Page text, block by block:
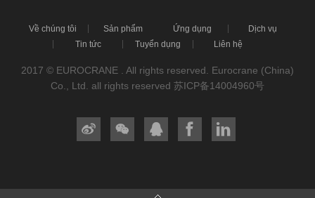
Về chúng tôi Sản phẩm Ứng dụng
Dịch vụ
Tin tức
Tuyển dụng Liên hệ
2017 © EUROCRANE . All rights reserved. Eurocrane (China)
Co., Ltd. all rights reserved 苏ICP备14004960号
    